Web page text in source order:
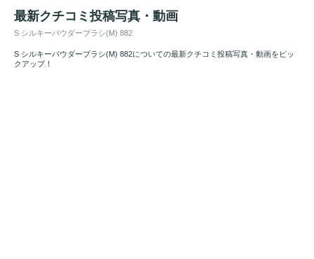
最新クチコミ投稿写真・動画
S シルキーパウダーブラシ(M) 882
S シルキーパウダーブラシ(M) 882についての最新クチコミ投稿写真・動画をピッ
クアップ！